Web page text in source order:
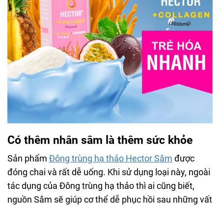
Có thêm nhân sâm là thêm sức khỏe
Sản phẩm Đông trùng hạ thảo Hector Sâm được
đóng chai và rất dễ uống. Khi sử dụng loại này, ngoài
tác dụng của Đông trùng hạ thảo thì ai cũng biết,
nguồn Sâm sẽ giúp cơ thể dễ phục hồi sau những vất